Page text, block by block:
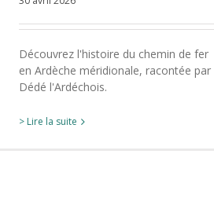
Découvrez l'histoire du chemin de fer
en Ardèche méridionale, racontée par
Dédé l'Ardéchois.
> Lire la suite